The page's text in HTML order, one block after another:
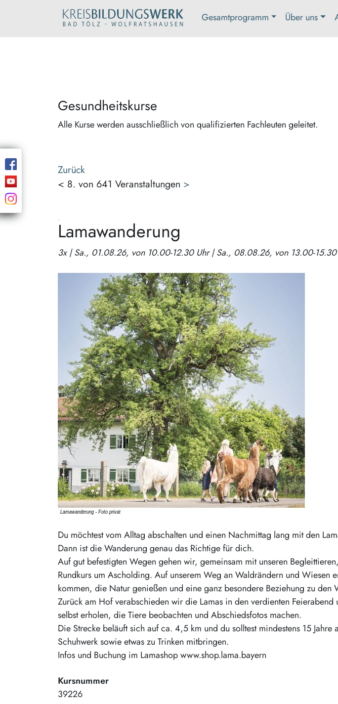
Gesamtprogramm Über uns
Gesundheitskurse
Alle Kurse werden ausschließlich von qualifizierten Fachleuten geleitet.
Zurück
< 8. von 641 Veranstaltungen >
Lamawanderung
Du möchtest vom Alltag abschalten und einen Nachmittag lang mit den
Dann ist die Wanderung genau das Richtige für dich.
Auf gut befestigten Wegen gehen wir, gemeinsam mit unseren
Rundkurs um Ascholding. Auf unserem Weg an Waldrändern und Wiesen
kommen, die Natur genießen und eine ganz besondere Beziehung zu den
Zurück am Hof verabschieden wir die Lamas in den verdienten
selbst erholen, die Tiere beobachten und Abschiedsfotos machen.
Die Strecke beläuft sich auf ca. 4,5 km und du solltest mindestens 15 Jahre
Schuhwerk sowie etwas zu Trinken mitbringen.
Infos und Buchung im Lamashop www.shop.lama.bayern
Kursnummer
39226